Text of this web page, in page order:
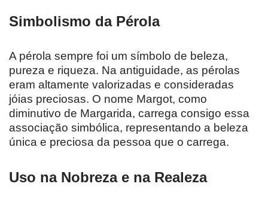
Simbolismo da Pérola
A pérola sempre foi um símbolo de beleza,
pureza e riqueza. Na antiguidade, as pérolas
eram altamente valorizadas e consideradas
jóias preciosas. O nome Margot, como
diminutivo de Margarida, carrega consigo essa
associação simbólica, representando a beleza
única e preciosa da pessoa que o carrega.
Uso na Nobreza e na Realeza